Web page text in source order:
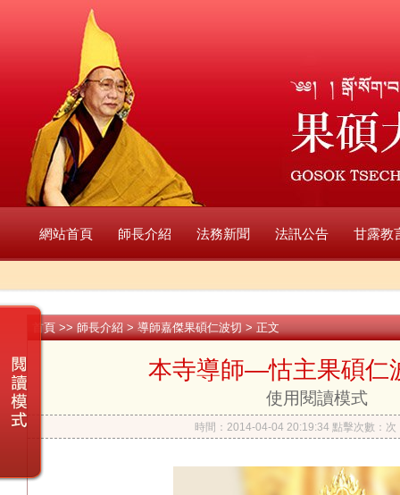
網站首頁 師長介紹 法務新聞 法訊公告 甘露教
首頁 >> 師長介紹 > 導師嘉傑果碩仁波切 > 正文
本寺導師—怙主果碩仁
使用閱讀模式
時間：2014-04-04 20:19:34 點擊次數： 次